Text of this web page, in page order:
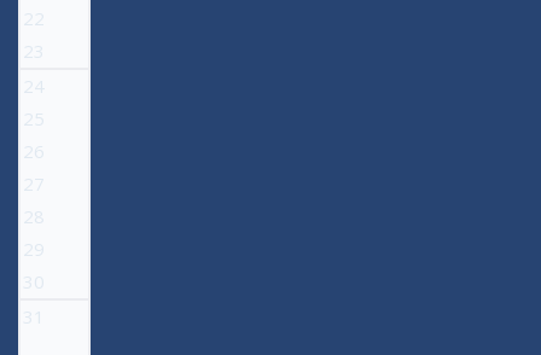
22
23
24
25
26
27
28
29
30
31